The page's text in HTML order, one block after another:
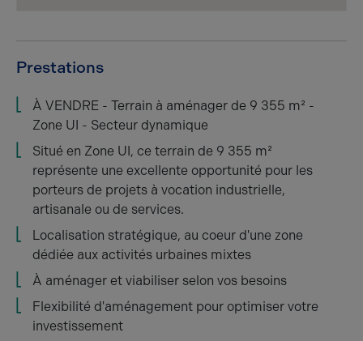
Prestations
À VENDRE - Terrain à aménager de 9 355 m² -
Zone UI - Secteur dynamique
Situé en Zone UI, ce terrain de 9 355 m²
représente une excellente opportunité pour les
porteurs de projets à vocation industrielle,
artisanale ou de services.
Localisation stratégique, au coeur d'une zone
dédiée aux activités urbaines mixtes
À aménager et viabiliser selon vos besoins
Flexibilité d'aménagement pour optimiser votre
investissement